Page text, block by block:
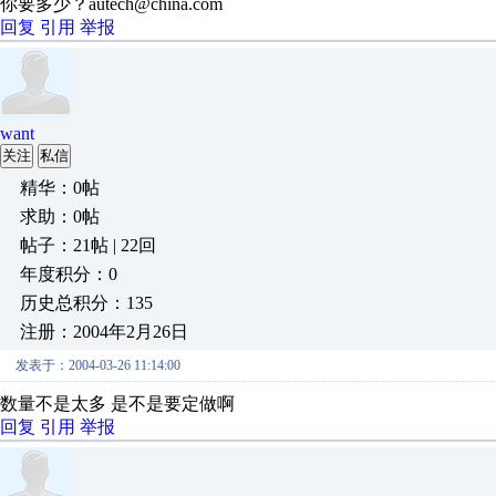
你要多少？autech@china.com
回复 引用 举报
want
关注 私信
精华：0帖
求助：0帖
帖子：21帖 | 22回
年度积分：0
历史总积分：135
注册：2004年2月26日
发表于：2004-03-26 11:14:00
数量不是太多 是不是要定做啊
回复 引用 举报